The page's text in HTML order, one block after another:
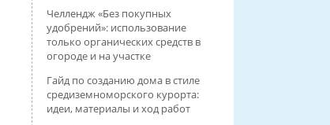
Челлендж «Без покупных
удобрений»: использование
только органических средств в
огороде и на участке
Гайд по созданию дома в стиле
средиземноморского курорта:
идеи, материалы и ход работ